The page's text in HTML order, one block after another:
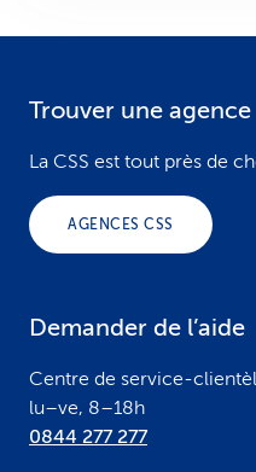
Trouver une agence
La CSS est tout près de
AGENCES CSS
Demander de l’aide
Centre de service-
lu–ve, 8–18h
0844 277 277